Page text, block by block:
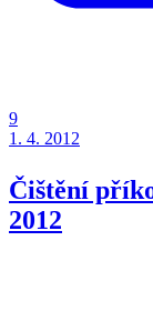
9
1. 4. 2012
Čištění
2012